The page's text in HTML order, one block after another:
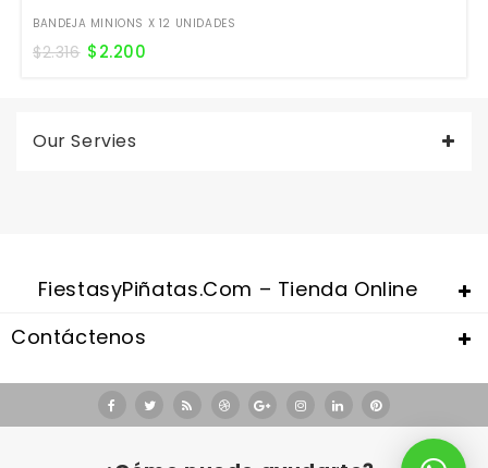
BANDEJA MINIONS X 12 UNIDADES
$2.316 $2.200
Our Servies
FiestasyPiñatas.com – Tienda Online
Contáctenos
Valentine's Day is coming, it's time to prepare all kinds of gifts,